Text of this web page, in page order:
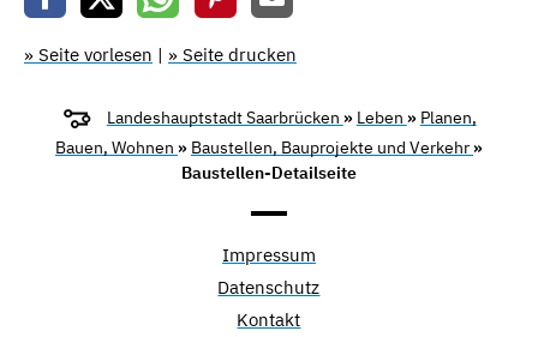
» Seite vorlesen | » Seite drucken
Landeshauptstadt Saarbrücken » Leben » Planen,
Bauen, Wohnen » Baustellen, Bauprojekte und Verkehr »
Baustellen-Detailseite
Impressum
Datenschutz
Kontakt